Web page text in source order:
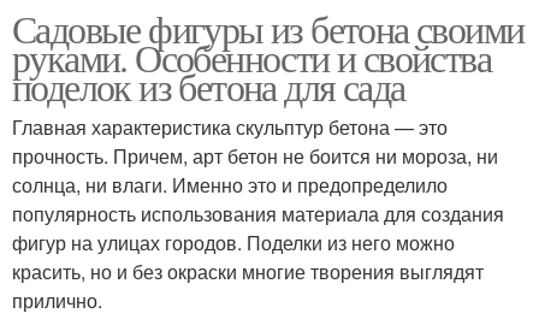
Садовые фигуры из бетона своими
руками. Особенности и свойства
поделок из бетона для сада
Главная характеристика скульптур бетона — это
прочность. Причем, арт бетон не боится ни мороза, ни
солнца, ни влаги. Именно это и предопределило
популярность использования материала для создания
фигур на улицах городов. Поделки из него можно
красить, но и без окраски многие творения выглядят
прилично.